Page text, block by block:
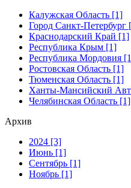
Калужская Область [1]
Город Санкт-Петербург
Краснодарский Край [1]
Республика Крым [1]
Республика Мордовия
Ростовская Область [1]
Тюменская Область [1]
Ханты-Мансийский
Челябинская Область [1]
Архив
2024 [3]
Июнь [1]
Сентябрь [1]
Ноябрь [1]